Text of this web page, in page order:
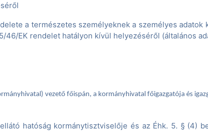
a természetes személyeknek a személyes
EK rendelet hatályon kívül helyezéséről (általános
vezető főispán, a kormányhivatal főigazgatója és
hatóság kormánytisztviselője és az Éhk. 5. § (4)